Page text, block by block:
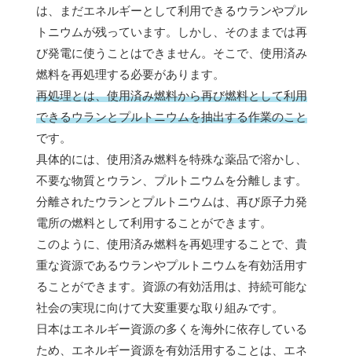
は、まだエネルギーとして利用できるウランやプル
トニウムが残っています。しかし、そのままでは再
び発電に使うことはできません。そこで、使用済み
燃料を再処理する必要があります。
再処理とは、使用済み燃料から再び燃料として利用
できるウランとプルトニウムを抽出する作業のこと
です。
具体的には、使用済み燃料を特殊な薬品で溶かし、
不要な物質とウラン、プルトニウムを分離します。
分離されたウランとプルトニウムは、再び原子力発
電所の燃料として利用することができます。
このように、使用済み燃料を再処理することで、貴
重な資源であるウランやプルトニウムを有効活用す
ることができます。資源の有効活用は、持続可能な
社会の実現に向けて大変重要な取り組みです。
日本はエネルギー資源の多くを海外に依存している
ため、エネルギー資源を有効活用することは、エネ